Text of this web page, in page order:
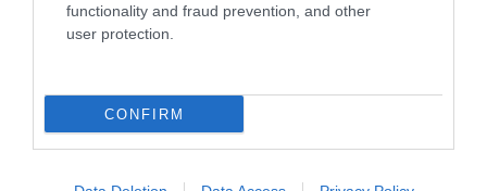
functionality and fraud prevention, and other
user protection.
CONFIRM
ΠΕΡΙΣΣΟΤΕΡΑ